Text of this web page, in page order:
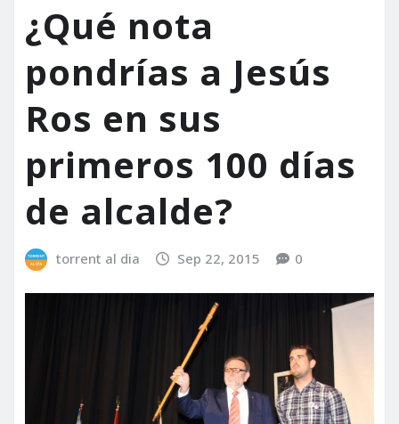
¿Qué nota
pondrías a Jesús
Ros en sus
primeros 100 días
de alcalde?
torrent al dia Sep 22, 2015 0